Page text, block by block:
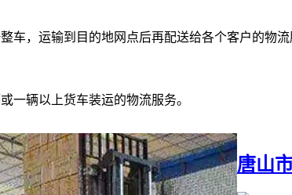
车，运输到目的地网点后再配送给各个客户的物流
一辆以上货车装运的物流服务。
唐山